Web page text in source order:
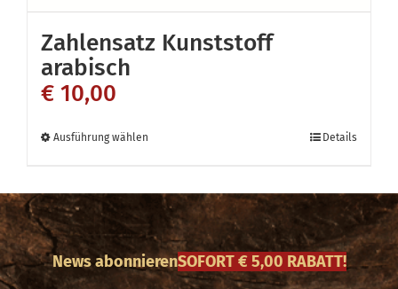
der
Zahlensatz Kunststoff
arabisch
€ 10,00
Ausführung wählen
weist
mehrere
Varianten
auf.
Details
News abonnierenSOFORT € 5,00 RABATT!